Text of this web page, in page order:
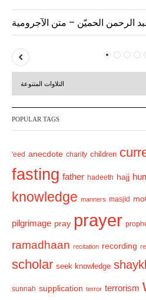
الرحمن الحميّن – متن الآجرومية
P
r
v
u
s
التلاوات المتنوعة
POPULAR TAGS
'eed anecdote charity children
fasting father hadeeth hajj
knowledge manners masjid
pilgrimage pray prayer
ramadhaan recitation recording
scholar seek knowledge
sunnah supplication terror terrorism